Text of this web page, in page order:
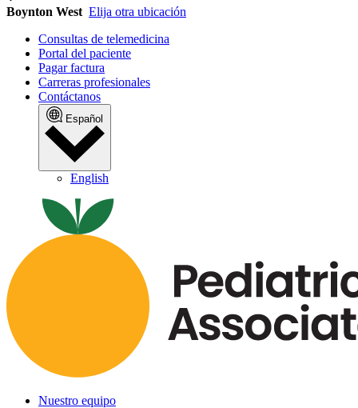
Boynton West Elija otra ubicación
Consultas de telemedicina
Portal del paciente
Pagar factura
Carreras profesionales
Contáctanos
Español
English
Nuestro equipo